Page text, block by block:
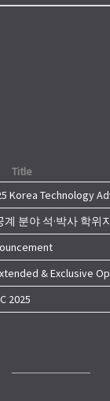
Title
2025